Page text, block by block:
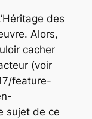
des
Alors,
cacher
(voir
feature-
sujet de ce